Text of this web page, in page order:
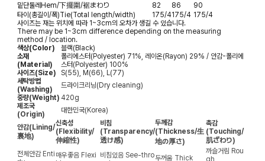
밑단둘레Hem/下擺圍/裾まわり 82 86
90
타이(총길이/폭)Tie(Total length/width) 175/4175/4 175/4
사이즈는 재는 위치에 따라 1~3cm의 오차가 생길 수 있습니다.
There may be 1~3cm difference depending on the measuring
method / location.
색상(Color)
블랙(Black)
소재
(Material)
폴리에스터(Polyester) 71%, 레이온(Rayon) 29% / 안감-폴리에
스터(Polyester) 100%
사이즈(Size)
S(55), M(66), L(77)
세탁방법
(Washing)
드라이크리닝(Dry cleaning)
중량(Weight) 420g
제조국
(Origin)
대한민국(Korea)
안감(Lining/
裏地)
신축성
(Flexibility/
伸縮性)
비침
(Transparency/
透け感)
두께감
(Thickness/生
地の厚さ)
촉감
(Touching/
肌ざわり)
전체안감 Enti 매우좋음 Flexi 비침있음 See-thro두꺼움 Thick
까슬거림 Rou
gh